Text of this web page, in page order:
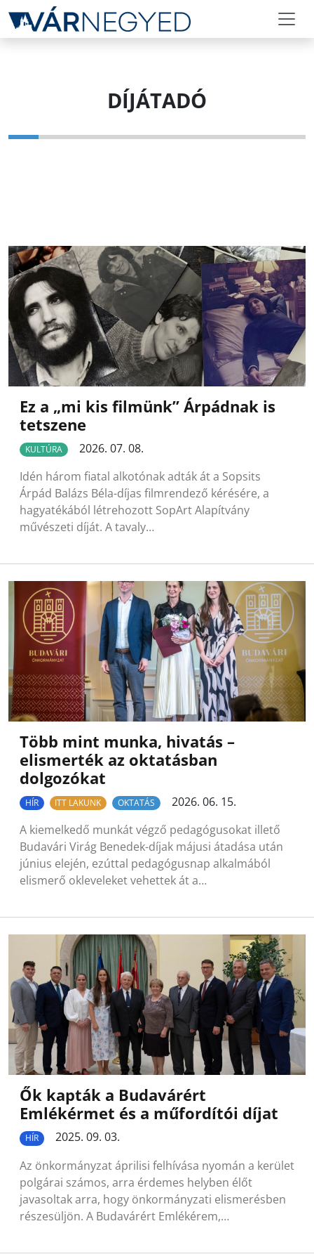
DÍJÁTADÓ
Ez a „mi kis filmünk” Árpádnak is
tetszene
KULTÚRA
2026. 07. 08.
Idén három fiatal alkotónak adták át a Sopsits
Árpád Balázs Béla-díjas filmrendező kérésére, a
hagyatékából létrehozott SopArt Alapítvány
művészeti díját. A tavaly…
Több mint munka, hivatás –
elismerték az oktatásban
dolgozókat
HÍR ITT LAKUNK OKTATÁS
2026. 06. 15.
A kiemelkedő munkát végző pedagógusokat illető
Budavári Virág Benedek-díjak májusi átadása után
június elején, ezúttal pedagógusnap alkalmából
elismerő okleveleket vehettek át a…
Ők kapták a Budavárért
Emlékérmet és a műfordítói díjat
HÍR
2025. 09. 03.
Az önkormányzat áprilisi felhívása nyomán a kerület
polgárai számos, arra érdemes helyben élőt
javasoltak arra, hogy önkormányzati elismerésben
részesüljön. A Budavárért Emlékérem,…